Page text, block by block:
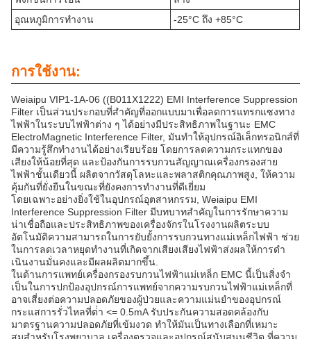
อุณหภูมิการทํางาน
-25°C ถึง +85°C
การใช้งาน:
Weiaipu VIP1-1A-06 ((B011X1222) EMI Interference Suppression
Filter เป็นส่วนประกอบที่สําคัญที่ออกแบบมาเพื่อลดการแทรกแซงทาง
ไฟฟ้าในระบบไฟฟ้าต่าง ๆ ได้อย่างมีประสิทธิภาพในฐานะ EMC
ElectroMagnetic Interference Filter, มันทําให้อุปกรณ์อิเล็กทรอนิกส์ที่
มีความรู้สึกทํางานได้อย่างเรียบร้อย โดยการลดความกระแทกของ
เสียงให้น้อยที่สุด และป้องกันการรบกวนสัญญาณเครื่องกรองสาย
ไฟฟ้าชั้นเดียวนี้ ผลิตจากวัสดุโลหะและพลาสติกคุณภาพสูง, ให้ความ
คุ้มกันที่ยั่งยืนในขณะที่ยังคงการทํางานที่ดีเยี่ยม
โดยเฉพาะอย่างยิ่งใช้ในอุปกรณ์อุตสาหกรรม, Weiaipu EMI
Interference Suppression Filter มีบทบาทสําคัญในการรักษาความ
น่าเชื่อถือและประสิทธิภาพของเครื่องจักรในโรงงานผลิตระบบ
อัตโนมัติความสามารถในการยับยั้งการรบกวนทางแม่เหล็กไฟฟ้า ช่วย
ในการลดเวลาหยุดทํางานที่เกิดจากเสียงเสียงไฟฟ้าส่งผลให้การดํา
เนินงานมั่นคงและมีผลผลิตมากขึ้น.
ในด้านการแพทย์เครื่องกรองรบกวนไฟฟ้าแม่เหล็ก EMC นี้เป็นสิ่งจํา
เป็นในการปกป้องอุปกรณ์การแพทย์จากความรบกวนไฟฟ้าแม่เหล็กที่
อาจเสี่ยงต่อความปลอดภัยของผู้ป่วยและความแม่นยําของอุปกรณ์
กระแสการรั่วไหลที่ต่ํา <= 0.5mA รับประกันความสอดคล้องกับ
มาตรฐานความปลอดภัยที่เข้มงวด ทําให้มันเป็นทางเลือกที่เหมาะ